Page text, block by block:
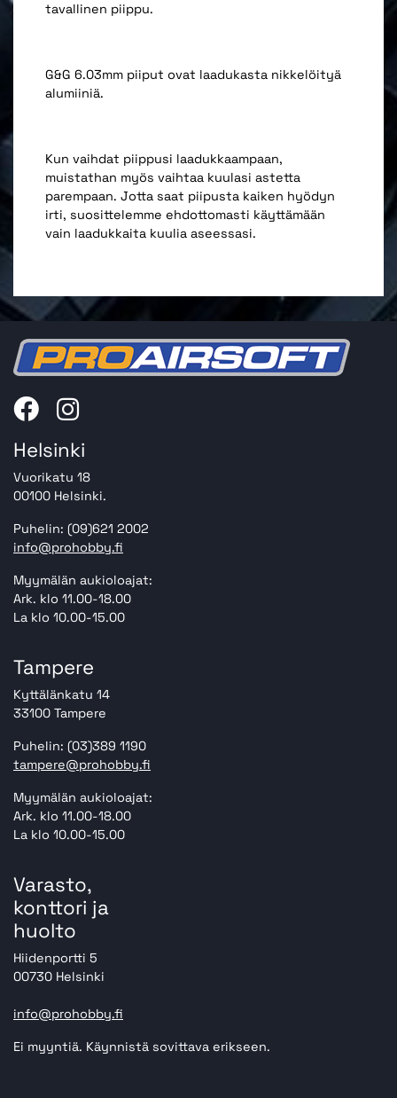
tavallinen piippu.
G&G 6.03mm piiput ovat laadukasta nikkelöityä
alumiiniä.
Kun vaihdat piippusi laadukkaampaan,
muistathan myös vaihtaa kuulasi astetta
parempaan. Jotta saat piipusta kaiken hyödyn
irti, suosittelemme ehdottomasti käyttämään
vain laadukkaita kuulia aseessasi.
Helsinki
Vuorikatu 18
00100 Helsinki.
Puhelin: (09)621 2002
info@prohobby.fi
Myymälän aukioloajat:
Ark. klo 11.00-18.00
La klo 10.00-15.00
Tampere
Kyttälänkatu 14
33100 Tampere
Puhelin: (03)389 1190
tampere@prohobby.fi
Myymälän aukioloajat:
Ark. klo 11.00-18.00
La klo 10.00-15.00
Varasto,
konttori ja
huolto
Hiidenportti 5
00730 Helsinki
info@prohobby.fi
Ei myyntiä. Käynnistä sovittava erikseen.